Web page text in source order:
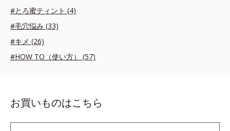
#とろ蜜ティント (4)
#毛穴悩み (33)
#キメ (26)
#HOW TO（使い方） (57)
お買いものはこちら